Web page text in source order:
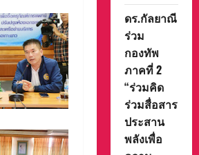
ดร.กัลยาณี
ร่วม
กองทัพ
ภาคที่ 2
“ร่วมคิด
ร่วมสื่อสาร
ประสาน
พลังเพื่อ